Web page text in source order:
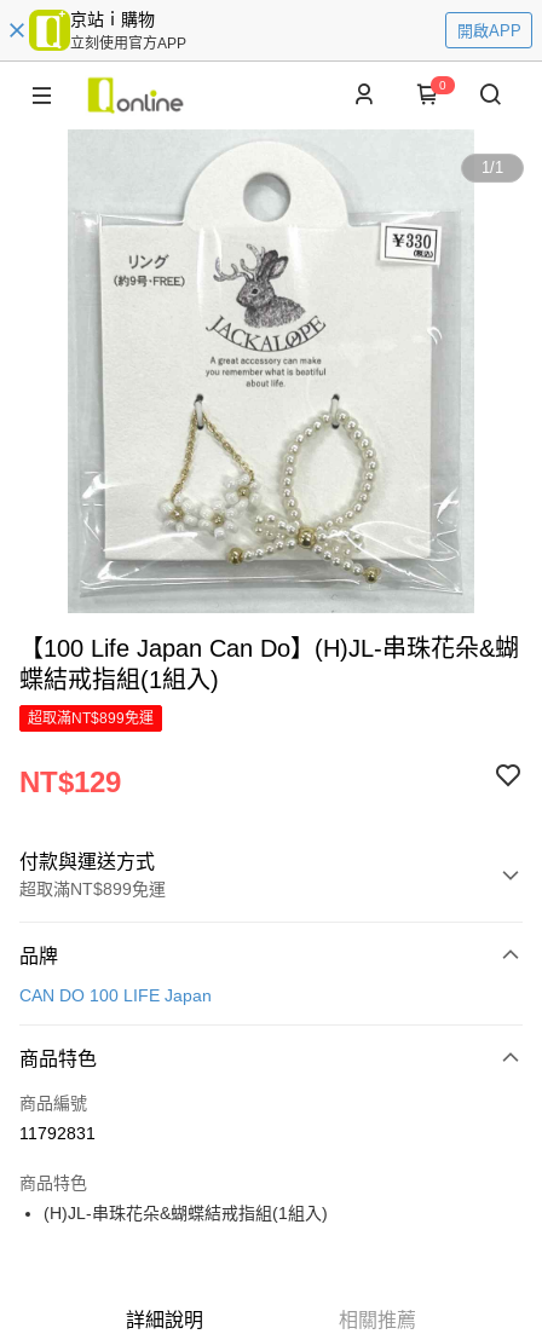
京站ｉ購物
立刻使用官方APP
開啟APP
0
1/1
【100 Life Japan Can Do】(H)JL-串珠花朵&蝴
蝶結戒指組(1組入)
超取滿NT$899免運
NT$129
付款與運送方式
超取滿NT$899免運
信用卡一次付款
Apple Pay
街口支付
Google Pay
品牌
CAN DO 100 LIFE Japan
商品特色
商品編號
11792831
商品特色
(H)JL-串珠花朵&蝴蝶結戒指組(1組入)
詳細說明 相關推薦